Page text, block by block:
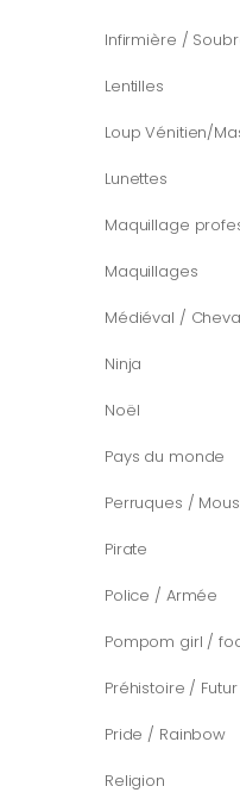
Infirmière /
Lentilles
Loup Vénitien/
Lunettes
Maquillage
Maquillages
Médiéval /
Ninja
Noël
Pays du monde
Perruques /
Pirate
Police / Armée
Pompom girl /
Préhistoire / Futur
Pride / Rainbow
Religion